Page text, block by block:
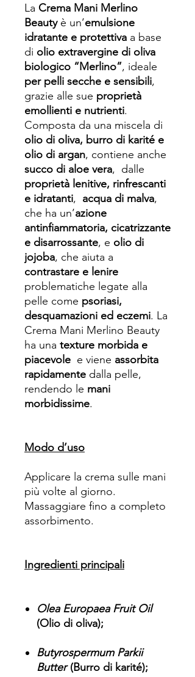
La Crema Mani Merlino
Beauty è un’emulsione
idratante e protettiva a base
di olio extravergine di oliva
biologico “Merlino”, ideale
per pelli secche e sensibili,
grazie alle sue proprietà
emollienti e nutrienti.
Composta da una miscela di
olio di oliva, burro di karité e
olio di argan, contiene anche
succo di aloe vera, dalle
proprietà lenitive, rinfrescanti
e idratanti, acqua di malva,
che ha un’azione
antinfiammatoria, cicatrizzante
e disarrossante, e olio di
jojoba, che aiuta a
contrastare e lenire
problematiche legate alla
pelle come psoriasi,
desquamazioni ed eczemi. La
Crema Mani Merlino Beauty
ha una texture morbida e
piacevole e viene assorbita
rapidamente dalla pelle,
rendendo le mani
morbidissime.
Modo d’uso
Applicare la crema sulle mani
più volte al giorno.
Massaggiare fino a completo
assorbimento.
Ingredienti principali
Olea Europaea Fruit Oil
(Olio di oliva);
Butyrospermum Parkii
Butter (Burro di karité);